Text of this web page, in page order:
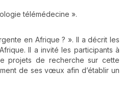
télémédecine ».
en Afrique ? ». Il a décrit les
Il a invité les participants à
projets de recherche sur cette
de ses vœux afin d’établir un